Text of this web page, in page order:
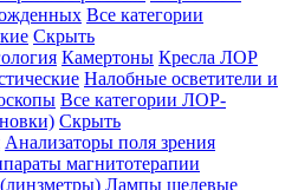
Все категории
Скрыть
Камертоны Кресла ЛОР
Налобные осветители и
Все категории ЛОР-
Скрыть
Анализаторы поля зрения
магнитотерапии
Лампы щелевые